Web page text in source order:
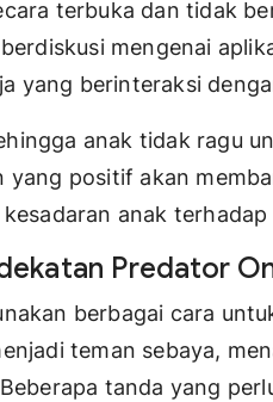
terbuka dan tidak
mengenai
yang berinteraksi
anak tidak ragu
yang positif akan
anak
Predator
berbagai cara
teman sebaya,
tanda yang